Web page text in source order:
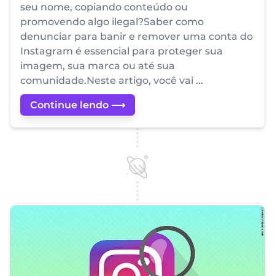
seu nome, copiando conteúdo ou
promovendo algo ilegal?Saber como
denunciar para banir e remover uma conta do
Instagram é essencial para proteger sua
imagem, sua marca ou até sua
comunidade.Neste artigo, você vai ...
Continue lendo ⟶